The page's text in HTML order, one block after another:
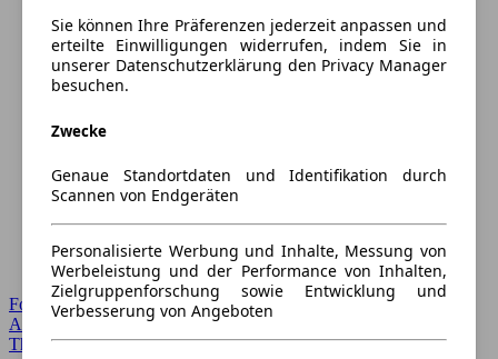
Forum Startseite
Alle Auto-Foren
Themen-Forum
Sie können Ihre Präferenzen jederzeit anpassen und
erteilte Einwilligungen widerrufen, indem Sie in
unserer Datenschutzerklärung den Privacy Manager
besuchen.
Zwecke
Genaue Standortdaten und Identifikation durch
Scannen von Endgeräten
Personalisierte Werbung und Inhalte, Messung von
Werbeleistung und der Performance von Inhalten,
Zielgruppenforschung sowie Entwicklung und
Verbesserung von Angeboten